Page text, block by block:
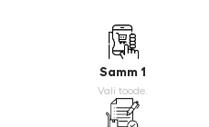
Samm 1
Vali toode.